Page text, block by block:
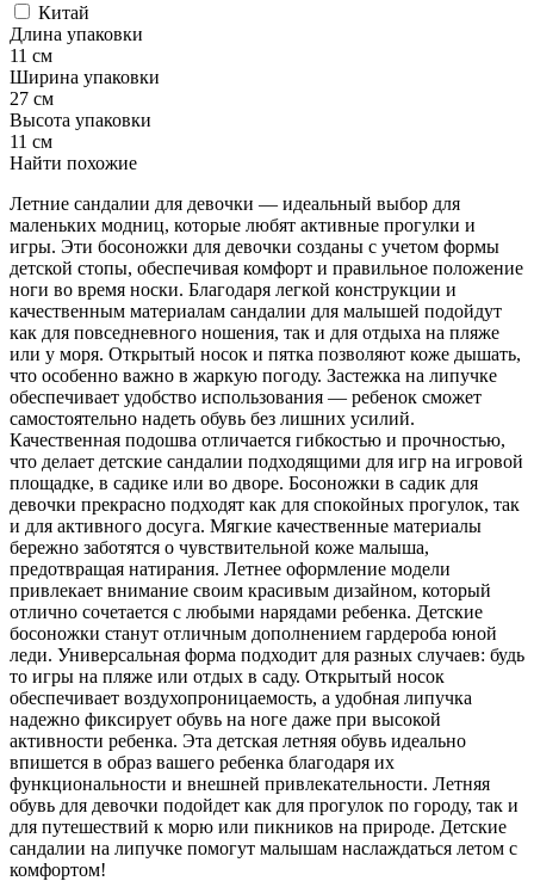
Китай
Длина упаковки
11 см
Ширина упаковки
27 см
Высота упаковки
11 см
Найти похожие
Летние сандалии для девочки — идеальный выбор для
маленьких модниц, которые любят активные прогулки и
игры. Эти босоножки для девочки созданы с учетом формы
детской стопы, обеспечивая комфорт и правильное положение
ноги во время носки. Благодаря легкой конструкции и
качественным материалам сандалии для малышей подойдут
как для повседневного ношения, так и для отдыха на пляже
или у моря. Открытый носок и пятка позволяют коже дышать,
что особенно важно в жаркую погоду. Застежка на липучке
обеспечивает удобство использования — ребенок сможет
самостоятельно надеть обувь без лишних усилий.
Качественная подошва отличается гибкостью и прочностью,
что делает детские сандалии подходящими для игр на игровой
площадке, в садике или во дворе. Босоножки в садик для
девочки прекрасно подходят как для спокойных прогулок, так
и для активного досуга. Мягкие качественные материалы
бережно заботятся о чувствительной коже малыша,
предотвращая натирания. Летнее оформление модели
привлекает внимание своим красивым дизайном, который
отлично сочетается с любыми нарядами ребенка. Детские
босоножки станут отличным дополнением гардероба юной
леди. Универсальная форма подходит для разных случаев: будь
то игры на пляже или отдых в саду. Открытый носок
обеспечивает воздухопроницаемость, а удобная липучка
надежно фиксирует обувь на ноге даже при высокой
активности ребенка. Эта детская летняя обувь идеально
впишется в образ вашего ребенка благодаря их
функциональности и внешней привлекательности. Летняя
обувь для девочки подойдет как для прогулок по городу, так и
для путешествий к морю или пикников на природе. Детские
сандалии на липучке помогут малышам наслаждаться летом с
комфортом!